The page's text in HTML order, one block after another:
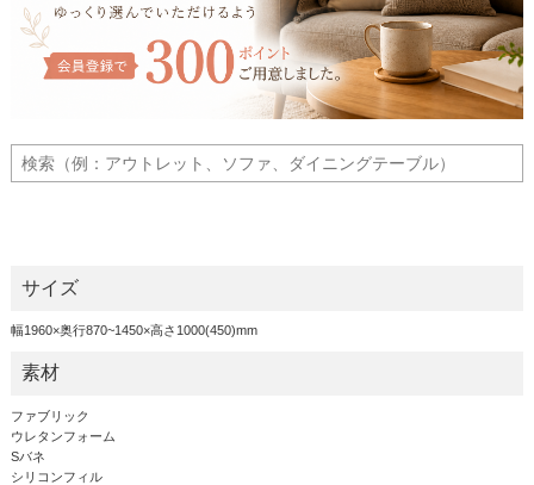
サイズ
幅1960×奥行870~1450×高さ1000(450)mm
素材
ファブリック
ウレタンフォーム
Sバネ
シリコンフィル